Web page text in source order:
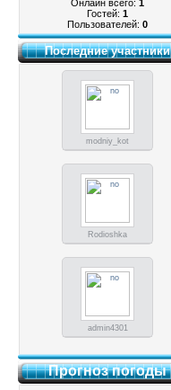
Онлайн всего: 1
Гостей: 1
Пользователей: 0
Последние участники
modniy_kot
Rodioshka
admin4301
Прогноз погоды